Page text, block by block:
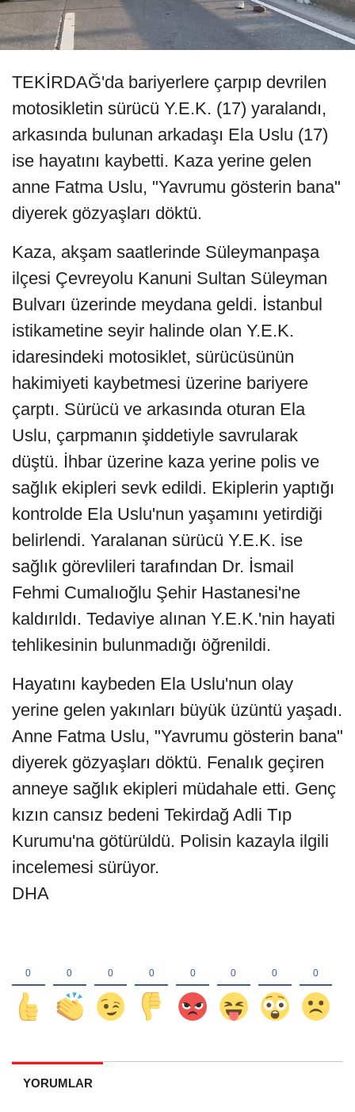
TEKİRDAĞ'da bariyerlere çarpıp devrilen
motosikletin sürücü Y.E.K. (17) yaralandı,
arkasında bulunan arkadaşı Ela Uslu (17)
ise hayatını kaybetti. Kaza yerine gelen
anne Fatma Uslu, "Yavrumu gösterin bana"
diyerek gözyaşları döktü.
Kaza, akşam saatlerinde Süleymanpaşa
ilçesi Çevreyolu Kanuni Sultan Süleyman
Bulvarı üzerinde meydana geldi. İstanbul
istikametine seyir halinde olan Y.E.K.
idaresindeki motosiklet, sürücüsünün
hakimiyeti kaybetmesi üzerine bariyere
çarptı. Sürücü ve arkasında oturan Ela
Uslu, çarpmanın şiddetiyle savrularak
düştü. İhbar üzerine kaza yerine polis ve
sağlık ekipleri sevk edildi. Ekiplerin yaptığı
kontrolde Ela Uslu'nun yaşamını yetirdiği
belirlendi. Yaralanan sürücü Y.E.K. ise
sağlık görevlileri tarafından Dr. İsmail
Fehmi Cumalıoğlu Şehir Hastanesi'ne
kaldırıldı. Tedaviye alınan Y.E.K.'nin hayati
tehlikesinin bulunmadığı öğrenildi.
Hayatını kaybeden Ela Uslu'nun olay
yerine gelen yakınları büyük üzüntü yaşadı.
Anne Fatma Uslu, "Yavrumu gösterin bana"
diyerek gözyaşları döktü. Fenalık geçiren
anneye sağlık ekipleri müdahale etti. Genç
kızın cansız bedeni Tekirdağ Adli Tıp
Kurumu'na götürüldü. Polisin kazayla ilgili
incelemesi sürüyor.
DHA
YORUMLAR